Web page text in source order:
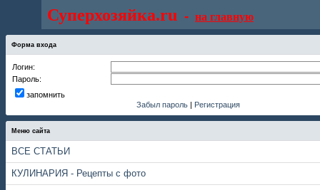
Суперхозяйка.ru - на главную
Форма входа
Логин:
Пароль:
запомнить
Забыл пароль | Регистрация
Меню сайта
ВСЕ СТАТЬИ
КУЛИНАРИЯ - Рецепты с фото